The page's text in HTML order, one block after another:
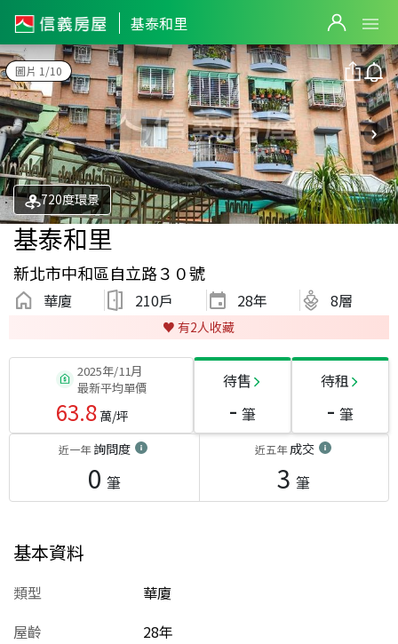
基泰和里
圖片 1/10
720度環景
基泰和里
新北市中和區自立路３０號
華廈 210戶 28年 8層
♥️ 有2人收藏
2025年/11月
最新平均單價
63.8萬/坪
待售
- 筆
待租
- 筆
近一年詢問度
0 筆
近五年成交
3 筆
基本資料
類型
華廈
屋齡
28年